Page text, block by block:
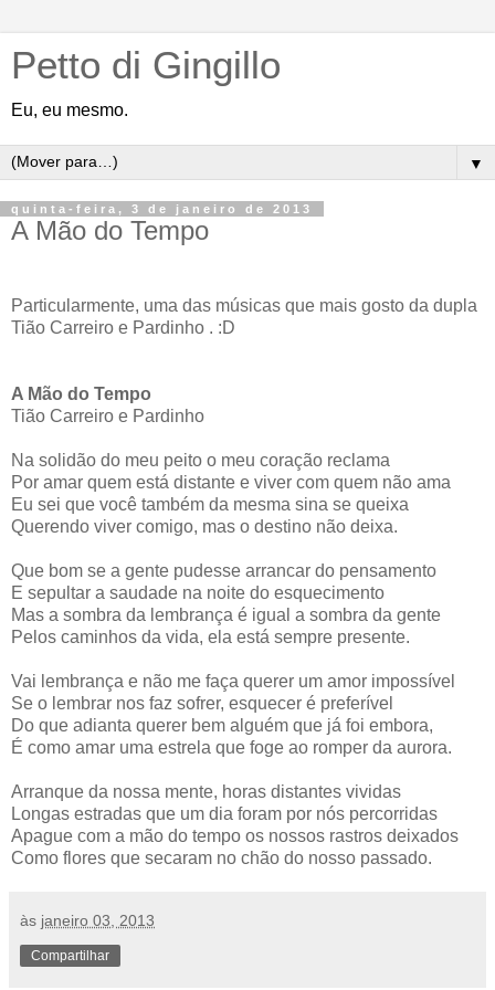
Petto di Gingillo
Eu, eu mesmo.
▼
quinta-feira, 3 de janeiro de 2013
A Mão do Tempo
Particularmente, uma das músicas que mais gosto da dupla
Tião Carreiro e Pardinho . :D
A Mão do Tempo
Tião Carreiro e Pardinho
Na solidão do meu peito o meu coração reclama
Por amar quem está distante e viver com quem não ama
Eu sei que você também da mesma sina se queixa
Querendo viver comigo, mas o destino não deixa.
Que bom se a gente pudesse arrancar do pensamento
E sepultar a saudade na noite do esquecimento
Mas a sombra da lembrança é igual a sombra da gente
Pelos caminhos da vida, ela está sempre presente.
Vai lembrança e não me faça querer um amor impossível
Se o lembrar nos faz sofrer, esquecer é preferível
Do que adianta querer bem alguém que já foi embora,
É como amar uma estrela que foge ao romper da aurora.
Arranque da nossa mente, horas distantes vividas
Longas estradas que um dia foram por nós percorridas
Apague com a mão do tempo os nossos rastros deixados
Como flores que secaram no chão do nosso passado.
às janeiro 03, 2013
Compartilhar